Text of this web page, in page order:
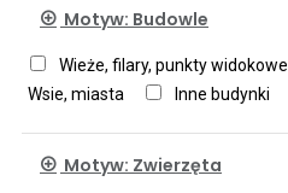
Motyw: Budowle
Wieże, filary, punkty widokowe
Wsie, miasta
Inne budynki
Motyw: Zwierzęta